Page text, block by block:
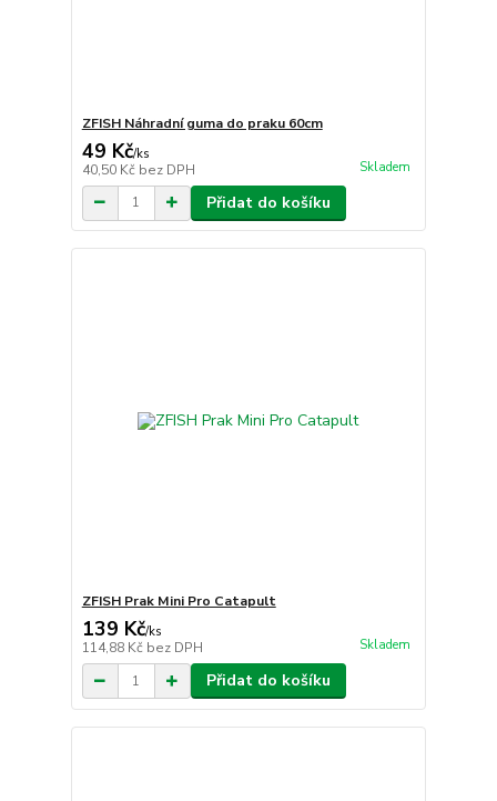
ZFISH Náhradní guma do praku 60cm
49 Kč/ks
40,50 Kč bez DPH Skladem
Přidat do košíku
ZFISH Prak Mini Pro Catapult
139 Kč/ks
114,88 Kč bez DPH Skladem
Přidat do košíku